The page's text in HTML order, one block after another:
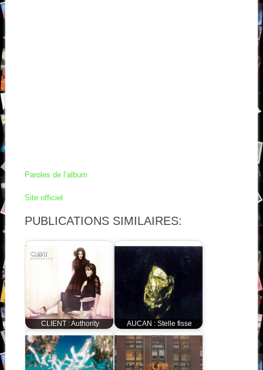
Paroles de l’album
Site officiel
PUBLICATIONS SIMILAIRES:
CLIENT : Authority AUCAN : Stelle fisse